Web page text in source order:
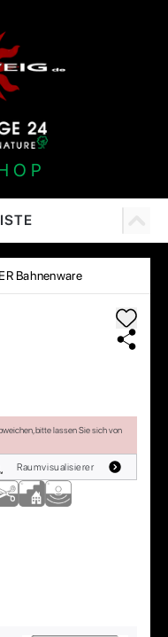
Bahnenware
bitte lassen Sie sich von
Raumvisualisierer